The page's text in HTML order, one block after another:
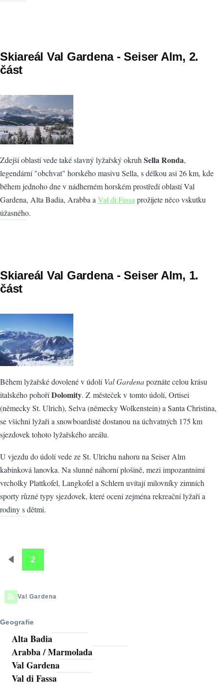
Skiareál Val Gardena - Seiser Alm, 2.
část
Zdejší oblastí vede také slavný lyžařský okruh Sella Ronda,
legendární "obchvat" horského masivu Sella, s délkou asi 26 km, kde
během jednoho dne v nádherném horském prostředí oblastí Val
Gardena, Alta Badia, Arabba a Val di Fassa prožijete něco vskutku
úžasného.
Skiareál Val Gardena - Seiser Alm, 1.
část
Během lyžařské dovolené v údolíVal Gardenapoznáte celou krásu
italského pohoříDolomity. Z městeček v tomto údolí, Ortisei
(německy St. Ulrich), Selva (německy Wolkenstein) a Santa Christina,
se všichni lyžaři a snowboardisté dostanou na úchvatných 175 km
sjezdovek tohoto lyžařského areálu.
U vjezdu do údolí vede ze St. Ulrichu nahoru na Seiser Alm
kabinková lanovka. Na slunné náhorní plošině, mezi impozantními
vrcholky Plattkofel, Langkofel a Schlern uvítají milovníky zimních
sporty různé typy sjezdovek, které ocení zejména rekreační lyžaři a
rodiny s dětmi.
Pagination
2
Val Gardena
Geografie
Alta Badia
Arabba / Marmolada
Val Gardena
Val di Fassa